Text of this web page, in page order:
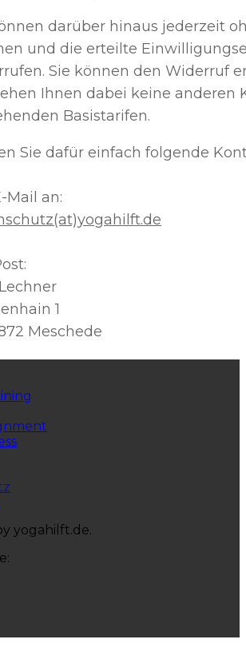
darüber hinaus jederzeit
und die erteilte
Sie können den Widerruf
Ihnen dabei keine anderen
Basistarifen.
Sie dafür einfach folgende
Mail an:
1
Meschede
yogahilft.de.